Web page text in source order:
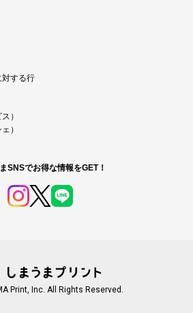
対する行
）
）
SNSでお得な情報をGET！
Print, Inc. All Rights Reserved.